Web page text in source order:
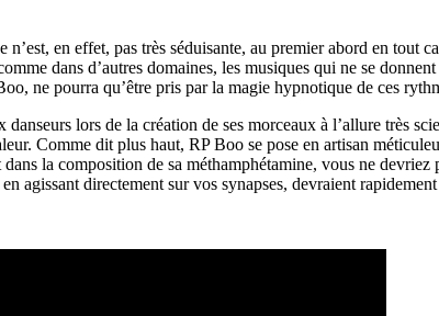
en effet, pas très séduisante, au premier abord en tout
dans d’autres domaines, les musiques qui ne se
ne pourra qu’être pris par la magie hypnotique de ces
danseurs lors de la création de ses morceaux à l’allure très
Comme dit plus haut, RP Boo se pose en artisan
la composition de sa méthamphétamine, vous ne devriez
agissant directement sur vos synapses, devraient